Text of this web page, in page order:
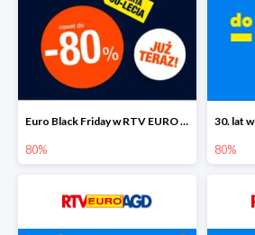
Euro Black Friday w RTV EURO AGD do -80%
80% 80%